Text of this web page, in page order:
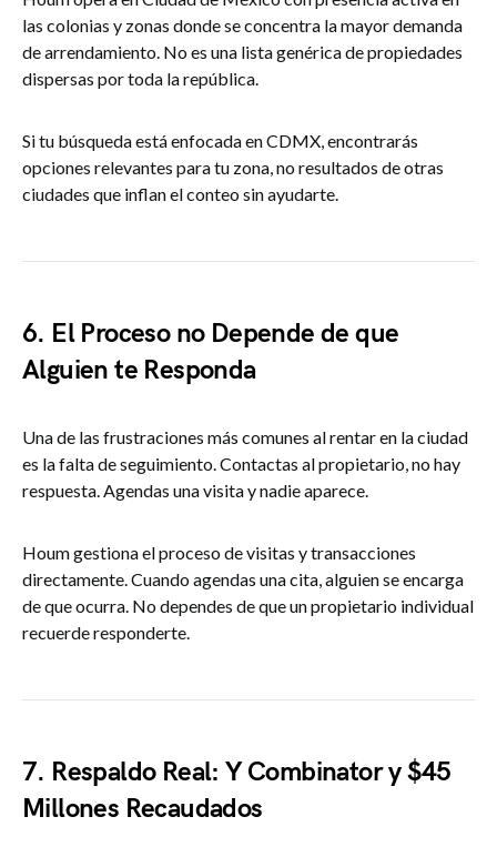
las colonias y zonas donde se concentra la mayor demanda
de arrendamiento. No es una lista genérica de propiedades
dispersas por toda la república.
Si tu búsqueda está enfocada en CDMX, encontrarás
opciones relevantes para tu zona, no resultados de otras
ciudades que inflan el conteo sin ayudarte.
6. El Proceso no Depende de que
Alguien te Responda
Una de las frustraciones más comunes al rentar en la ciudad
es la falta de seguimiento. Contactas al propietario, no hay
respuesta. Agendas una visita y nadie aparece.
Houm gestiona el proceso de visitas y transacciones
directamente. Cuando agendas una cita, alguien se encarga
de que ocurra. No dependes de que un propietario individual
recuerde responderte.
7. Respaldo Real: Y Combinator y $45
Millones Recaudados